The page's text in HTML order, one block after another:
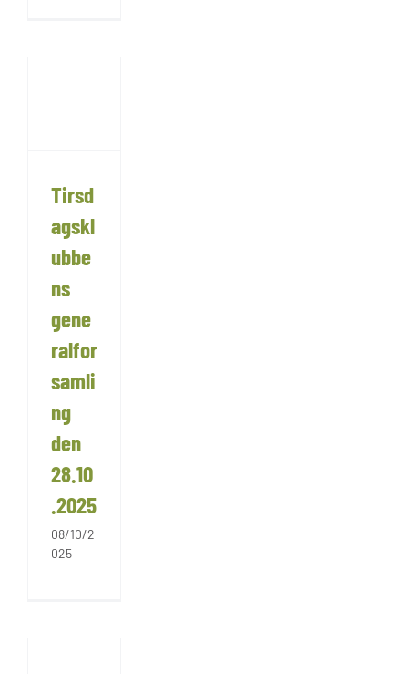
Tirsd
agskl
ubbe
ns
gene
ralfor
samli
ng
den
28.10
.2025
08/10/2
025